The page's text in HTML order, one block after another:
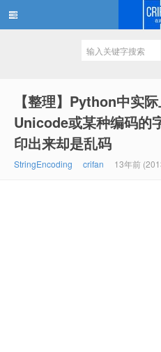
【整理】Python中实
Unicode或某种编码的
印出来却是乱码
StringEncoding crifan 13年前